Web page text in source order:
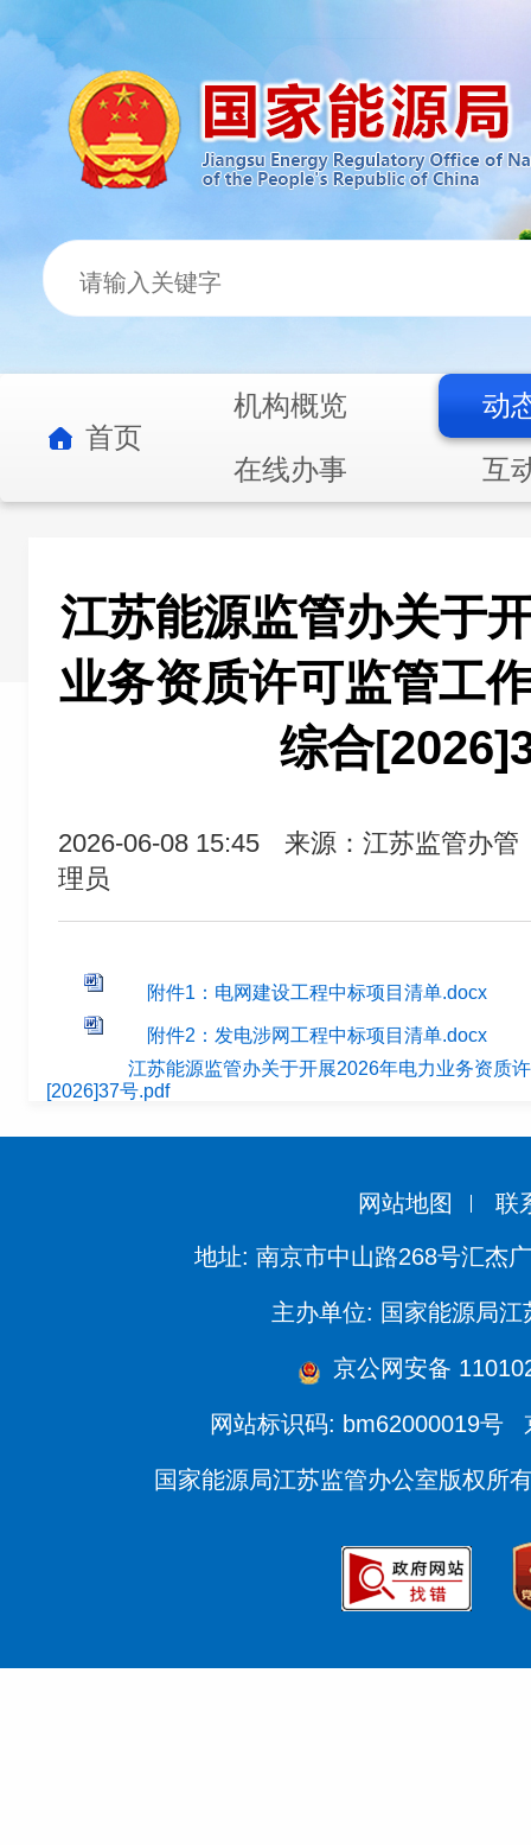
首页
机构概览
动
在线办事
互
江苏能源监管办关于
业务资质许可监管工
综合
2026-06-08 15:45
来源：江苏监管办管
理员
附件1：电网建设工程中标项目清单.docx
附件2：发电涉网工程中标项目清单.docx
江苏能源监管办关于开展2026年电力业务资质
[2026]37号.pdf
网站地图 联
地址: 南京市中山路268号汇杰
主办单位: 国家能源局江
京公网安备
网站标识码: bm62000019号
国家能源局江苏监管办公室版权所